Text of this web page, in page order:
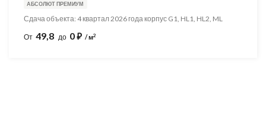
АБСОЛЮТ ПРЕМИУМ
Сдача объекта: 4 квартал 2026 года корпус G1, HL1, HL2, ML
От 49,8 до 0⃏ / м2